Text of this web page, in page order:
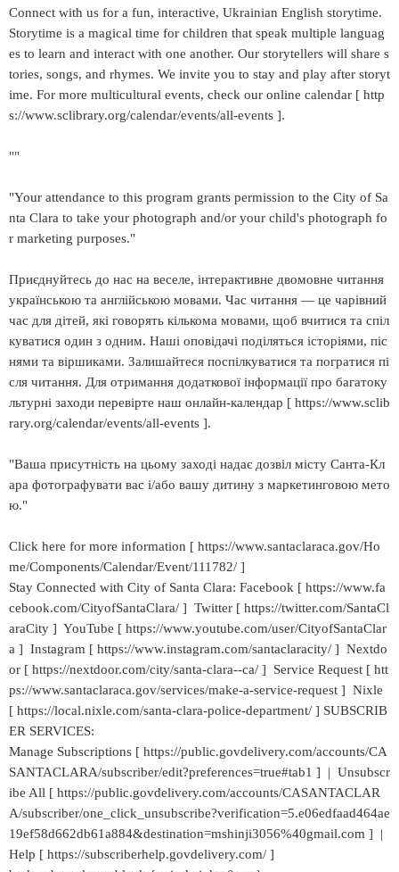
Connect with us for a fun, interactive, Ukrainian English storytime.
Storytime is a magical time for children that speak multiple languag
es to learn and interact with one another. Our storytellers will share s
tories, songs, and rhymes. We invite you to stay and play after storyt
ime. For more multicultural events, check our online calendar [ http
s://www.sclibrary.org/calendar/events/all-events ].
""
"Your attendance to this program grants permission to the City of Sa
nta Clara to take your photograph and/or your child's photograph fo
r marketing purposes."
Приєднуйтесь до нас на веселе, інтерактивне двомовне читання
українською та англійською мовами. Час читання — це чарівний
час для дітей, які говорять кількома мовами, щоб вчитися та спіл
куватися один з одним. Наші оповідачі поділяться історіями, піс
нями та віршиками. Залишайтеся поспілкуватися та погратися пі
сля читання. Для отримання додаткової інформації про багатоку
льтурні заходи перевірте наш онлайн-календар [ https://www.sclib
rary.org/calendar/events/all-events ].
"Ваша присутність на цьому заході надає дозвіл місту Санта-Кл
ара фотографувати вас і/або вашу дитину з маркетинговою мето
ю."
Click here for more information [ https://www.santaclaraca.gov/Ho
me/Components/Calendar/Event/111782/ ]
Stay Connected with City of Santa Clara: Facebook [ https://www.fa
cebook.com/CityofSantaClara/ ] Twitter [ https://twitter.com/SantaCl
araCity ] YouTube [ https://www.youtube.com/user/CityofSantaClar
a ] Instagram [ https://www.instagram.com/santaclaracity/ ] Nextdo
or [ https://nextdoor.com/city/santa-clara--ca/ ] Service Request [ htt
ps://www.santaclaraca.gov/services/make-a-service-request ] Nixle
[ https://local.nixle.com/santa-clara-police-department/ ] SUBSCRIB
ER SERVICES:
Manage Subscriptions [ https://public.govdelivery.com/accounts/CA
SANTACLARA/subscriber/edit?preferences=true#tab1 ] | Unsubscr
ibe All [ https://public.govdelivery.com/accounts/CASANTACLAR
A/subscriber/one_click_unsubscribe?verification=5.e06edfaad464ae
19ef58d662db61a884&destination=mshinji3056%40gmail.com ] |
Help [ https://subscriberhelp.govdelivery.com/ ]